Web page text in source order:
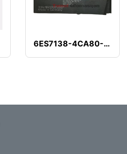
6ES7138-4CA80-0AB0